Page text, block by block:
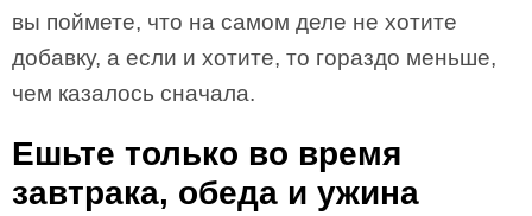
вы поймете, что на самом деле не хотите
добавку, а если и хотите, то гораздо меньше,
чем казалось сначала.
Ешьте только во время
завтрака, обеда и ужина